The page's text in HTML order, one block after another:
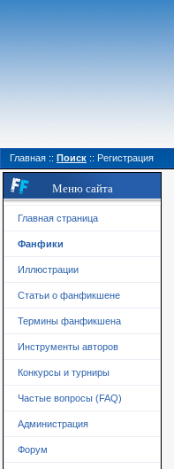
Главная :: Поиск :: Регистрация
Меню сайта
Главная страница
Фанфики
Иллюстрации
Статьи о фанфикшене
Термины фанфикшена
Инструменты авторов
Конкурсы и турниры
Частые вопросы (FAQ)
Администрация
Форум